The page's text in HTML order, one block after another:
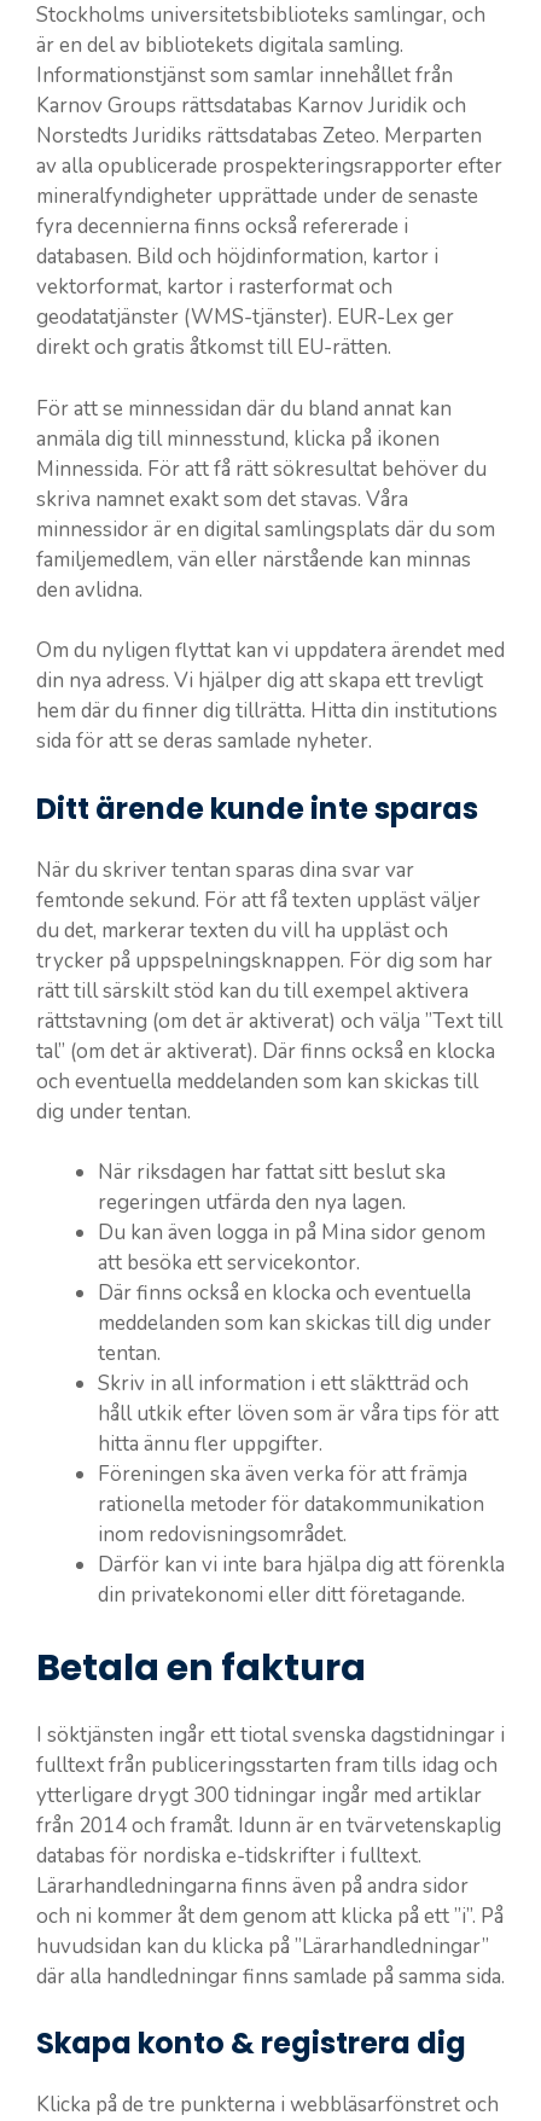
Stockholms universitetsbiblioteks samlingar, och
är en del av bibliotekets digitala samling.
Informationstjänst som samlar innehållet från
Karnov Groups rättsdatabas Karnov Juridik och
Norstedts Juridiks rättsdatabas Zeteo. Merparten
av alla opublicerade prospekteringsrapporter efter
mineralfyndigheter upprättade under de senaste
fyra decennierna finns också refererade i
databasen. Bild och höjdinformation, kartor i
vektorformat, kartor i rasterformat och
geodatatjänster (WMS-tjänster). EUR-Lex ger
direkt och gratis åtkomst till EU-rätten.
För att se minnessidan där du bland annat kan
anmäla dig till minnesstund, klicka på ikonen
Minnessida. För att få rätt sökresultat behöver du
skriva namnet exakt som det stavas. Våra
minnessidor är en digital samlingsplats där du som
familjemedlem, vän eller närstående kan minnas
den avlidna.
Om du nyligen flyttat kan vi uppdatera ärendet med
din nya adress. Vi hjälper dig att skapa ett trevligt
hem där du finner dig tillrätta. Hitta din institutions
sida för att se deras samlade nyheter.
Ditt ärende kunde inte sparas
När du skriver tentan sparas dina svar var
femtonde sekund. För att få texten uppläst väljer
du det, markerar texten du vill ha uppläst och
trycker på uppspelningsknappen. För dig som har
rätt till särskilt stöd kan du till exempel aktivera
rättstavning (om det är aktiverat) och välja ”Text till
tal” (om det är aktiverat). Där finns också en klocka
och eventuella meddelanden som kan skickas till
dig under tentan.
När riksdagen har fattat sitt beslut ska
regeringen utfärda den nya lagen.
Du kan även logga in på Mina sidor genom
att besöka ett servicekontor.
Där finns också en klocka och eventuella
meddelanden som kan skickas till dig under
tentan.
Skriv in all information i ett släktträd och
håll utkik efter löven som är våra tips för att
hitta ännu fler uppgifter.
Föreningen ska även verka för att främja
rationella metoder för datakommunikation
inom redovisningsområdet.
Därför kan vi inte bara hjälpa dig att förenkla
din privatekonomi eller ditt företagande.
Betala en faktura
I söktjänsten ingår ett tiotal svenska dagstidningar i
fulltext från publiceringsstarten fram tills idag och
ytterligare drygt 300 tidningar ingår med artiklar
från 2014 och framåt. Idunn är en tvärvetenskaplig
databas för nordiska e-tidskrifter i fulltext.
Lärarhandledningarna finns även på andra sidor
och ni kommer åt dem genom att klicka på ett ”i”. På
huvudsidan kan du klicka på ”Lärarhandledningar”
där alla handledningar finns samlade på samma sida.
Skapa konto & registrera dig
Klicka på de tre punkterna i webbläsarfönstret och